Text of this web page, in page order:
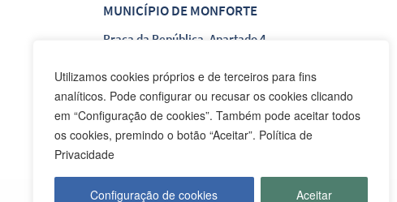
Utilizamos cookies próprios e de terceiros para fins
analíticos. Pode configurar ou recusar os cookies clicando
em “Configuração de cookies”. Também pode aceitar todos
os cookies, premindo o botão “Aceitar”. Política de
Privacidade
Configuração de cookies Aceitar
MUNICÍPIO DE MONFORTE
Praça da República, Apartado 4
T.245 578 060 (Chamada para a Rede Fixa Nacional)
F.245 578 069 (Chamada para a Rede Fixa Nacional)
E.